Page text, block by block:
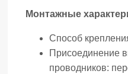
Монтажные
Способ
Присоединение
проводников: